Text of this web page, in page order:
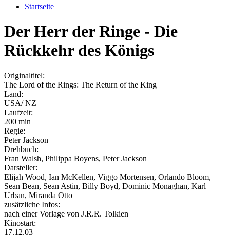
Startseite
Der Herr der Ringe - Die
Rückkehr des Königs
Originaltitel:
The Lord of the Rings: The Return of the King
Land:
USA/ NZ
Laufzeit:
200 min
Regie:
Peter Jackson
Drehbuch:
Fran Walsh, Philippa Boyens, Peter Jackson
Darsteller:
Elijah Wood, Ian McKellen, Viggo Mortensen, Orlando Bloom,
Sean Bean, Sean Astin, Billy Boyd, Dominic Monaghan, Karl
Urban, Miranda Otto
zusätzliche Infos:
nach einer Vorlage von J.R.R. Tolkien
Kinostart:
17.12.03